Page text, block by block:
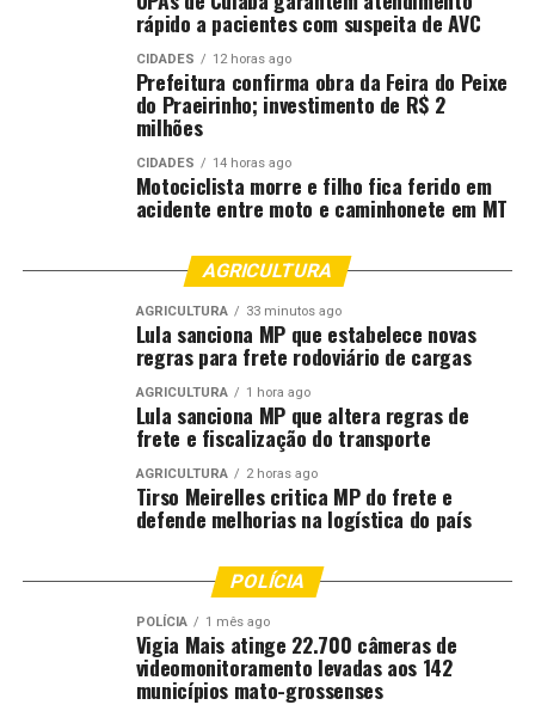
rápido a pacientes com suspeita de AVC
CIDADES 12 horas ago
Prefeitura confirma obra da Feira do Peixe
do Praeirinho; investimento de R$ 2
milhões
CIDADES 14 horas ago
Motociclista morre e filho fica ferido em
acidente entre moto e caminhonete em MT
AGRICULTURA
AGRICULTURA 33 minutos ago
Lula sanciona MP que estabelece novas
regras para frete rodoviário de cargas
AGRICULTURA 1 hora ago
Lula sanciona MP que altera regras de
frete e fiscalização do transporte
AGRICULTURA 2 horas ago
Tirso Meirelles critica MP do frete e
defende melhorias na logística do país
POLÍCIA
POLÍCIA 1 mês ago
Vigia Mais atinge 22.700 câmeras de
videomonitoramento levadas aos 142
municípios mato-grossenses